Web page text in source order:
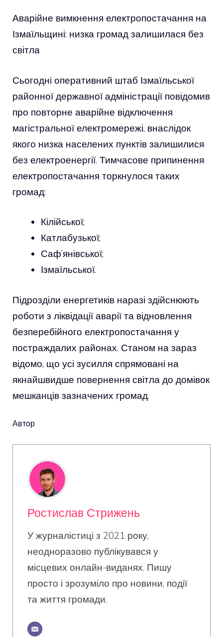
Аварійне вимкнення електропостачання на
Ізмаїльщині: низка громад залишилася без
світла
Сьогодні оперативний штаб Ізмаїльської
районної державної адміністрації повідомив
про повторне аварійне відключення
магістральної електромережі, внаслідок
якого низка населених пунктів залишилися
без електроенергії. Тимчасове припинення
електропостачання торкнулося таких
громад:
Кілійської;
Катлабузької;
Саф’янівської;
Ізмаїльської.
Підрозділи енергетиків наразі здійснюють
роботи з ліквідації аварії та відновлення
безперебійного електропостачання у
постраждалих районах. Станом на зараз
відомо, що усі зусилля спрямовані на
якнайшвидше повернення світла до домівок
мешканців зазначених громад.
Автор
Ростислав Стрижень
У журналістиці з 2021 року,
неодноразово публікувався у
місцевих онлайн-виданях. Пишу
просто і зрозуміло про новини, події
та життя громади.